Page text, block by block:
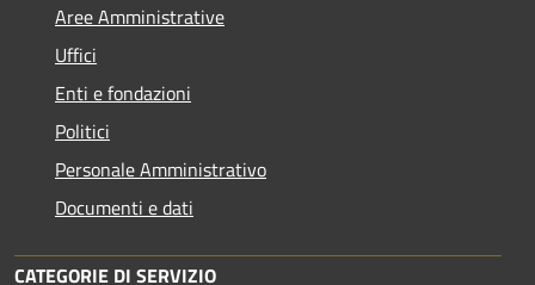
Aree Amministrative
Uffici
Enti e fondazioni
Politici
Personale Amministrativo
Documenti e dati
CATEGORIE DI SERVIZIO